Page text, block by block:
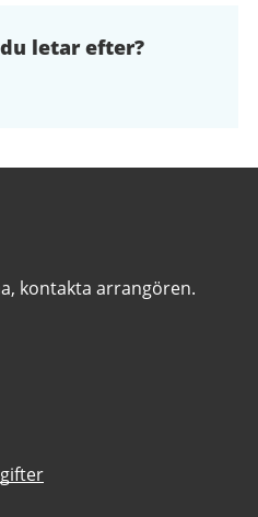
letar efter?
kontakta arrangören.